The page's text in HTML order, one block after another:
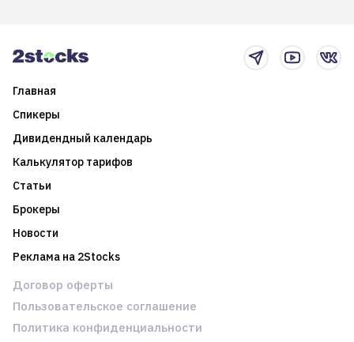
Главная
Спикеры
Дивидендный календарь
Калькулятор тарифов
Статьи
Брокеры
Новости
Реклама на 2Stocks
Договор оферты
Пользовательское соглашение
Политика конфиденциальности